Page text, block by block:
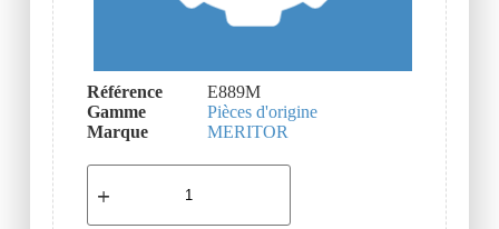
Référence
E889M
Gamme
Pièces d'origine
Marque
MERITOR